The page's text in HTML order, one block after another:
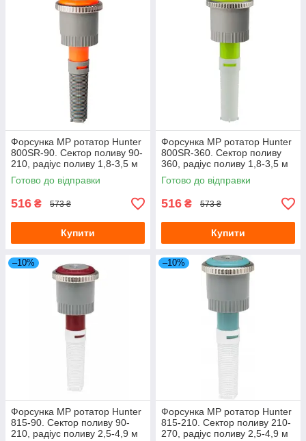
Форсунка MP ротатор Hunter
800SR-90. Сектор поливу 90-
210, радіус поливу 1,8-3,5 м
Готово до відправки
516 ₴ 573 ₴
Купити
Форсунка MP ротатор Hunter
800SR-360. Сектор поливу
360, радіус поливу 1,8-3,5 м
Готово до відправки
516 ₴ 573 ₴
Купити
–10%
Форсунка MP ротатор Hunter
815-90. Сектор поливу 90-
210, радіус поливу 2,5-4,9 м
–10%
Форсунка MP ротатор Hunter
815-210. Сектор поливу 210-
270, радіус поливу 2,5-4,9 м